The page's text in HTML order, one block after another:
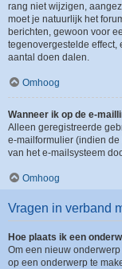
rang niet wijzigen,
moet je natuurlijk het
berichten, gewoon voor
tegenovergestelde effect,
aantal doen dalen.
Omhoog
Wanneer ik op de e-
Alleen geregistreerde
e-mailformulier (indien
van het e-mailsysteem
Omhoog
Vragen in verband
Hoe plaats ik een
Om een nieuw
op een onderwerp te